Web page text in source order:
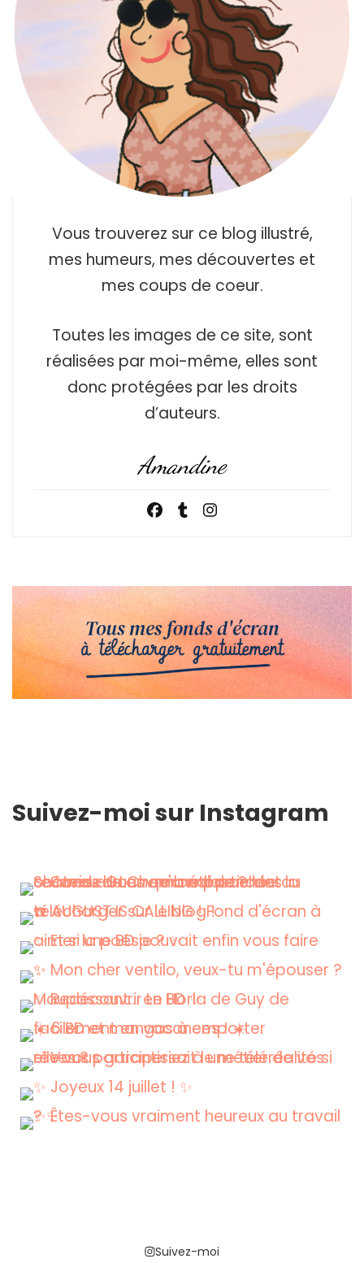
Vous trouverez sur ce blog illustré,
mes humeurs, mes découvertes et
mes coups de coeur.
Toutes les images de ce site, sont
réalisées par moi-même, elles sont
donc protégées par les droits
d’auteurs.
Amandine
Suivez-moi sur Instagram
Suivez-moi